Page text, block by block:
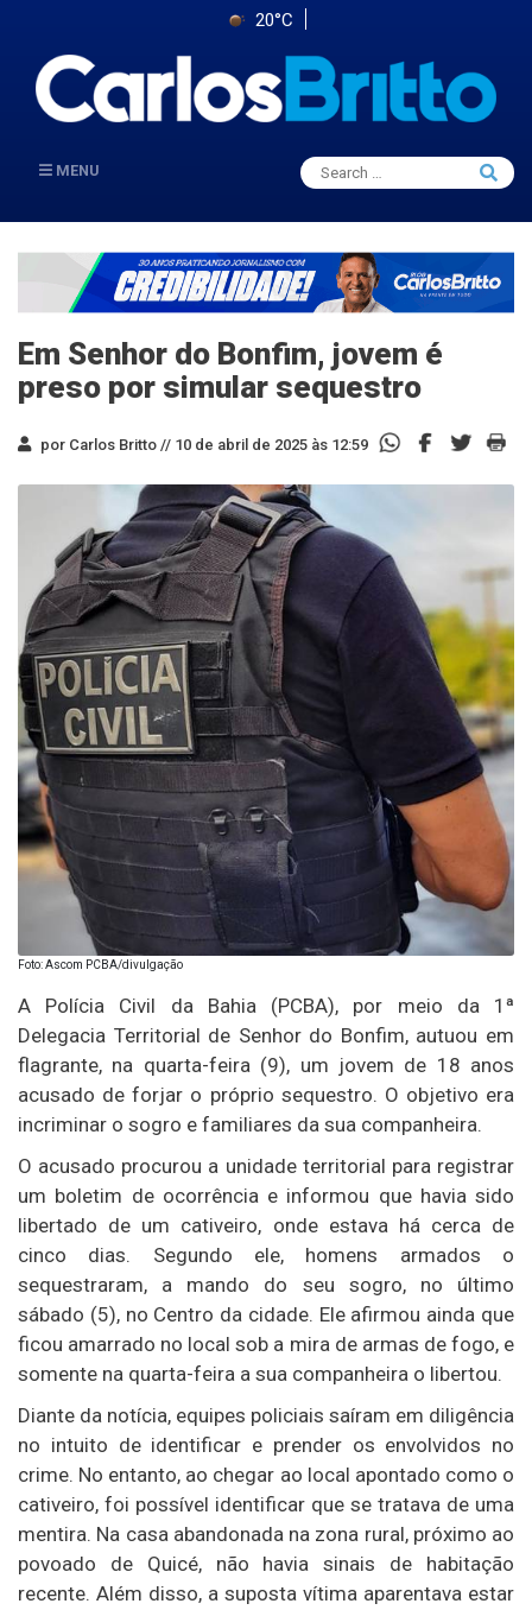
20°C
MENU
Search
for:
Search
Em Senhor do Bonfim, jovem é
preso por simular sequestro
por Carlos Britto // 10 de abril de 2025 às 12:59
Foto: Ascom PCBA/divulgação
A Polícia Civil da Bahia (PCBA), por meio da 1ª
Delegacia Territorial de Senhor do Bonfim, autuou em
flagrante, na quarta-feira (9), um jovem de 18 anos
acusado de forjar o próprio sequestro. O objetivo era
incriminar o sogro e familiares da sua companheira.
O acusado procurou a unidade territorial para registrar
um boletim de ocorrência e informou que havia sido
libertado de um cativeiro, onde estava há cerca de
cinco dias. Segundo ele, homens armados o
sequestraram, a mando do seu sogro, no último
sábado (5), no Centro da cidade. Ele afirmou ainda que
ficou amarrado no local sob a mira de armas de fogo, e
somente na quarta-feira a sua companheira o libertou.
Diante da notícia, equipes policiais saíram em diligência
no intuito de identificar e prender os envolvidos no
crime. No entanto, ao chegar ao local apontado como o
cativeiro, foi possível identificar que se tratava de uma
mentira. Na casa abandonada na zona rural, próximo ao
povoado de Quicé, não havia sinais de habitação
recente. Além disso, a suposta vítima aparentava estar